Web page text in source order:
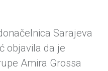
Sarajeva
objavila da je
Amira Grossa